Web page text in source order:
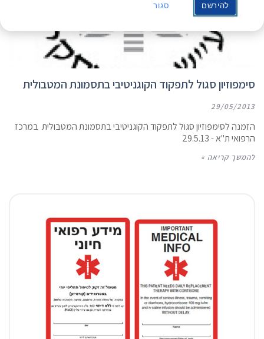
סימפוזיון סגול לתפקוד הקוגניטיבי בתסמונת המטבולית
29/05/2013
הזמנה לסימפוזיון סגול לתפקוד הקוגניטיבי בתסמונת המטבולית במרכז
הרפואי ת"א - 29.5.13
להמשך קריאה »
להירשם סגור